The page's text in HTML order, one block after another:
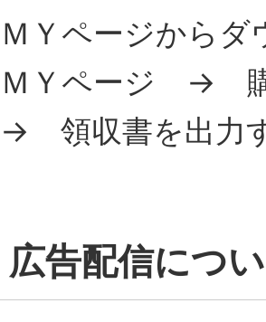
ＭＹページから
ＭＹページ →
→ 領収書を出力
広告配信につ